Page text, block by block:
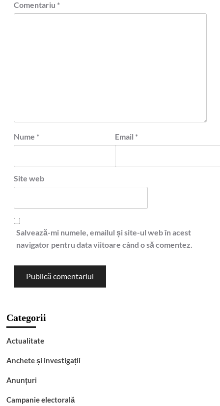
Comentariu *
Nume * Email *
Site web
Salvează-mi numele, emailul și site-ul web în acest
navigator pentru data viitoare când o să comentez.
Categorii
Actualitate
Anchete și investigații
Anunțuri
Campanie electorală